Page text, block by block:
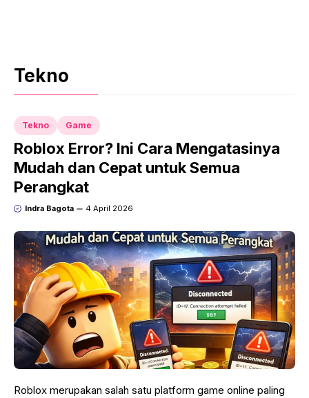
Tekno
Tekno Game
Roblox Error? Ini Cara Mengatasinya
Mudah dan Cepat untuk Semua
Perangkat
Indra Bagota 4 April 2026
Roblox merupakan salah satu platform game online paling